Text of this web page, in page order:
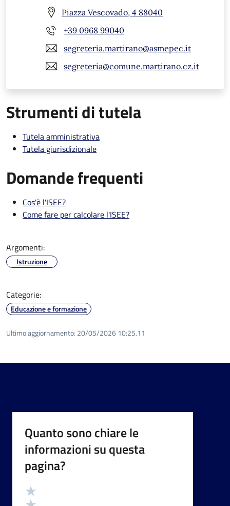
Piazza Vescovado, 4 88040
+39 0968 99040
segreteria.martirano@asmepec.it
segreteria@comune.martirano.cz.it
Strumenti di tutela
Tutela amministrativa
Tutela giurisdizionale
Domande frequenti
Cos'è l'ISEE?
Come fare per calcolare l'ISEE?
Argomenti:
Istruzione
Categorie:
Educazione e formazione
Ultimo aggiornamento: 20/05/2026 10:25.11
Quanto sono chiare le
informazioni su questa
pagina?
Valutazione